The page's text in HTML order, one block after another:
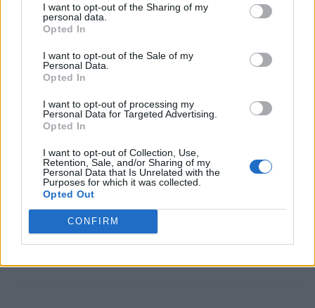
I want to opt-out of the Sharing of my
personal data.
Opted In
I want to opt-out of the Sale of my
Personal Data.
Opted In
I want to opt-out of processing my
Personal Data for Targeted Advertising.
Opted In
I want to opt-out of Collection, Use,
Retention, Sale, and/or Sharing of my
Personal Data that Is Unrelated with the
Purposes for which it was collected.
Opted Out
CONFIRM
cu 4-0 în deplasare, după ce-o învinsese (1-0)
și la Budapesta! Se naște o nouă mare echipă
maghiară, ca în 1938 și 1954?
executați război rusia trădători